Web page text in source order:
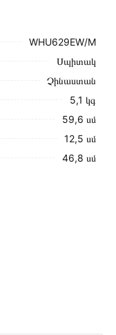
WHU629EW/M
Սպիտակ
Չինաստան
5,1 կգ
59,6 սմ
12,5 սմ
46,8 սմ